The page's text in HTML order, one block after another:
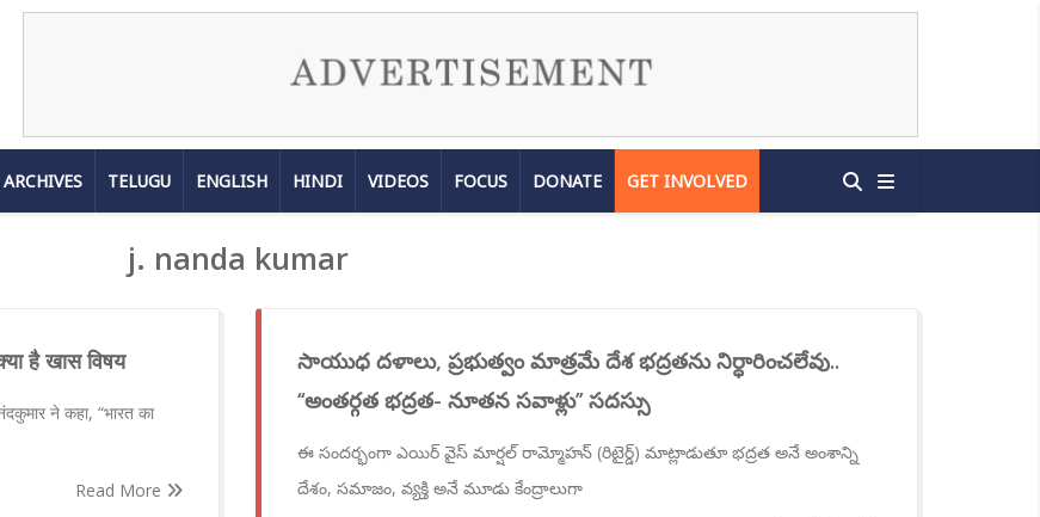
ARCHIVES TELUGU ENGLISH HINDI VIDEOS FOCUS DONATE GET INVOLVED
j. nanda kumar
है खास विषय
ने कहा, “भारत का
Read More
సాయుధ దళాలు, ప్రభుత్వం మాత్రమే దేశ భద్రతను నిర్ధారించలేవు..
‘‘అంతర్గత భద్రత- నూతన సవాళ్లు’’ సదస్సు
ఈ సందర్భంగా ఎయిర్ వైస్ మార్షల్ రామ్మోహన్ (రిటైర్డ్) మాట్లాడుతూ భద్రత అనే అంశాన్ని
దేశం, సమాజం, వ్యక్తి అనే మూడు కేంద్రాలుగా